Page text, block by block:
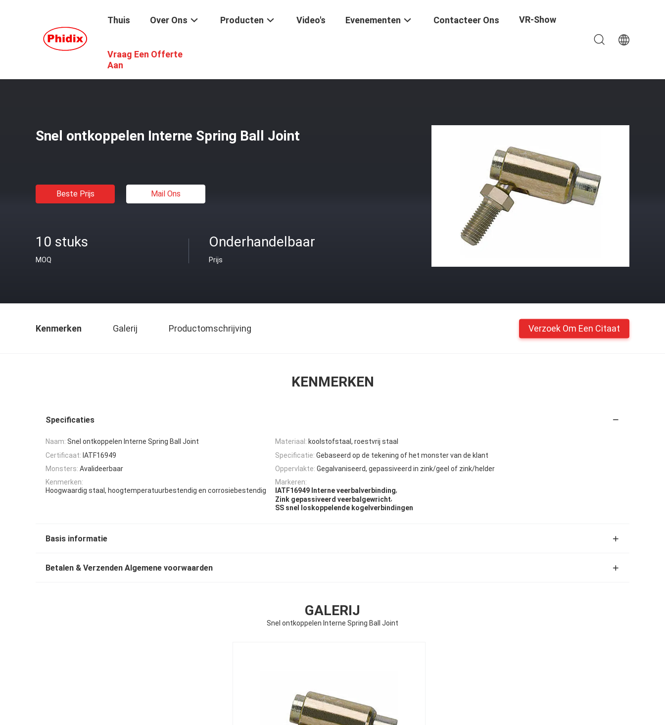
Thuis Over Ons Producten Video's Evenementen Contacteer Ons VR-Show
Vraag Een Offerte
Aan
Balenverbindingen En Lagers Van Roestvrij Staal
Snel ontkoppelen Interne Spring Ball Joint
Beste Prijs Mail Ons
10 stuks
MOQ
Onderhandelbaar
Prijs
Kenmerken Galerij Productomschrijving Verzoek Om Een Citaat
KENMERKEN
Specificaties
Naam: Snel ontkoppelen Interne Spring Ball Joint Materiaal: koolstofstaal, roestvrij staal
Certificaat: IATF16949 Specificatie: Gebaseerd op de tekening of het monster van de klant
Monsters: Avalideerbaar Oppervlakte: Gegalvaniseerd, gepassiveerd in zink/geel of zink/helder
Kenmerken:
Hoogwaardig staal, hoogtemperatuurbestendig en corrosiebestendig
Markeren:
IATF16949 Interne veerbalverbinding,
Zink gepassiveerd veerbalgewricht,
SS snel loskoppelende kogelverbindingen
Basis informatie
Betalen & Verzenden Algemene voorwaarden
GALERIJ
Snel ontkoppelen Interne Spring Ball Joint